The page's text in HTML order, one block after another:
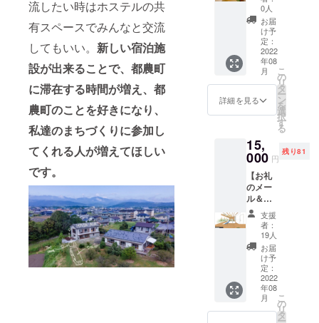
流したい時はホステルの共
有スペースでみんなと交流
してもいい。 新しい宿泊施
設が出来ることで、都農町
に滞在する時間が増え、都
農町のことを好きになり、
私達のまちづくりに参加し
てくれる人が増えてほしい
です。
たしま
すので
予めご
了承く
ださ
い。 ※
宿泊券
ないの
で、別
さい。
（1階ド
ミト
リー
3,500円
から）
宅急便
ご予約
方法：
メール
にて
クーポ
ンを送
付後、
指定予
約シス
号を記
入しご
予約く
ださ
い。 ・
キャン
セル/日
程変
更：ご
予約日
の3日前
までに
お願い
致しま
す。 ・
キャン
ト提
供】 ・
和室
（シン
グル
ベッド
サイズ
×2名
分）1泊
宿泊チ
ケット
期限：
2022年
8月から
2024年
1月末日
まで ・
ご予約
方法：
メール
にて
クーポ
ンを送
付後、
指定予
約シス
テムか
0人
お届
け予
定：
2022
年08
月
詳細を見る
こ
の
リ
タ
ー
ン
を
選
択
す
る
15,
000 円
残り81
【お礼
のメー
ル＆ト
レー
ラー宿
泊チ
ケット
提供】
・ト
レー
ラーホ
テル
（シン
支援
者：
19人
お届
け予
定：
2022
年08
月
こ
の
リ
タ